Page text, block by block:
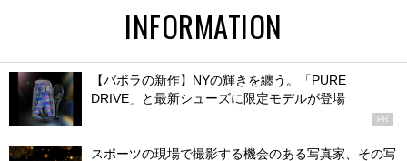
INFORMATION
【バボラの新作】NYの輝きを纏う。「PURE
DRIVE」と最新シューズに限定モデルが登場
PR
スポーツの現場で撮影する機会のある写真家、その写